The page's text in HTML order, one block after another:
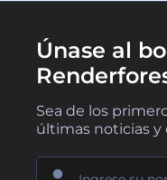
Únase al
Sea de los
últimas noticias y